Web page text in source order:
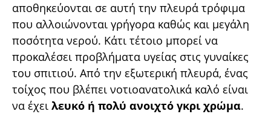
αποθηκεύονται σε αυτή την πλευρά τρόφιμα
που αλλοιώνονται γρήγορα καθώς και μεγάλη
ποσότητα νερού. Κάτι τέτοιο μπορεί να
προκαλέσει προβλήματα υγείας στις γυναίκες
του σπιτιού. Από την εξωτερική πλευρά, ένας
τοίχος που βλέπει νοτιοανατολικά καλό είναι
να έχει λευκό ή πολύ ανοιχτό γκρι χρώμα.